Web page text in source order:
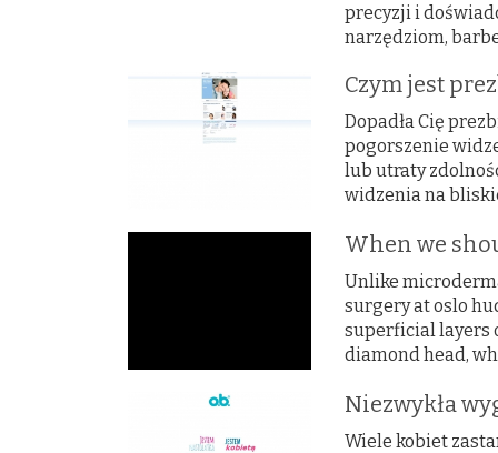
precyzji i
narzędziom,
Czym jest
Dopadła Cię
pogorszenie
lub utraty
widzenia na
When we
Unlike
surgery at oslo
superficial layers
diamond head,
Niezwykła
Wiele kobiet